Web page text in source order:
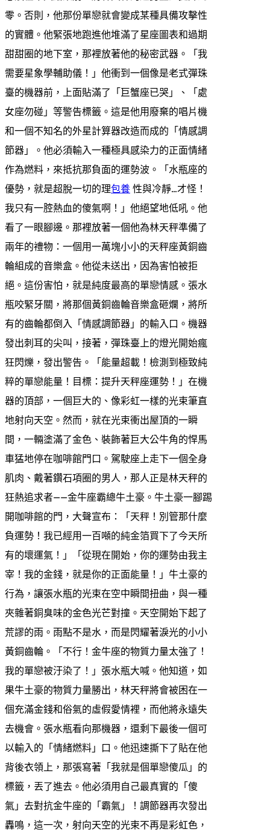
零。否則，他那份單戀就會變成某種具備攻擊性
的實體。他緊張地跑進他堆滿了星座圖表和過期
甜甜圈的地下室，那裡放著他的秘密武器。「我
需要星象學輔助儀！」他衝到一個像是老式彈珠
臺的機器前，上面貼滿了「巨蟹座已哭」、「處
女座勿碰」等警告標籤。這是他用廢棄的唱片機
和一個不知名的外星計算器改造而成的「情感調
節器」。他必須輸入一種極具感染力的正面情緒
作為燃料，來抵抗那負面的運勢波。「水瓶座的
優勢，就是超脫一切的理包養 性與冷靜…才怪！
我只有一腔熱血的傻氣啊！」他絕望地低吼。他
看了一眼腳邊。那裡放著一個他為林天秤準備了
兩年的禮物：一個用一萬塊小小的天秤座黃銅齒
輪組成的音樂盒。他從未送出，因為害怕被拒
絕。這份害怕，就是純度最高的單戀情感。張水
瓶咬緊牙關，將那個黃銅齒輪音樂盒砸爛，將所
有的齒輪都倒入「情感調節器」的輸入口。機器
發出刺耳的尖叫，接著，彈珠臺上的燈光開始瘋
狂閃爍，發出警告。「能量超載！檢測到極致純
粹的單戀能量！目標：提升天秤座運勢！」在機
器的頂部，一個巨大的、像彩虹一樣的光束筆直
地射向天空。然而，就在光束衝出屋頂的一瞬
間，一輛塗滿了金色、裝飾著巨大公牛角的悍馬
車猛地停在咖啡館門口。駕駛座上走下一個全身
肌肉、戴著鑽石項圈的男人，那人正是林天秤的
狂熱追求者——金牛座霸總牛土豪。牛土豪一腳踢
開咖啡館的門，大聲宣布：「天秤！別管那什麼
負運勢！我已經用一百噸的純金箔買下了今天所
有的壞運氣！」「從現在開始，你的運勢由我主
宰！我的金錢，就是你的正面能量！」牛土豪的
行為，讓張水瓶的光束在空中瞬間扭曲，與一種
夾雜著銅臭味的金色光芒對撞。天空開始下起了
荒謬的雨。雨點不是水，而是閃耀著淚光的小小
黃銅齒輪。「不行！金牛座的物質力量太強了！
我的單戀被汙染了！」張水瓶大喊。他知道，如
果牛土豪的物質力量勝出，林天秤將會被困在一
個充滿金錢和俗氣的虛假愛情裡，而他將永遠失
去機會。張水瓶看向那機器，還剩下最後一個可
以輸入的「情緒燃料」口。他迅速撕下了貼在他
背後衣領上，那張寫著「我就是個單戀傻瓜」的
標籤，丟了進去。他必須用自己最真實的「傻
氣」去對抗金牛座的「霸氣」！調節器再次發出
轟鳴，這一次，射向天空的光束不再是彩虹色，